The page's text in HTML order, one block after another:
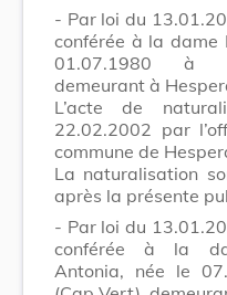
- Par loi du
conférée à la dame
01.07.1980 à
demeurant à
L’acte de
22.02.2002 par
commune de
La naturalisation
après la présente
- Par loi du
conférée à la
Antonia, née le